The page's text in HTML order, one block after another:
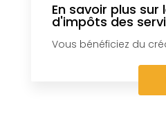
En savoir plus sur
d'impôts des
Vous bénéficiez du